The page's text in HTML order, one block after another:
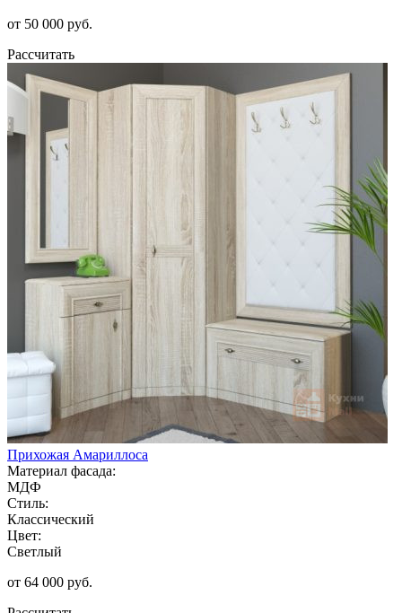
от 50 000 руб.
Рассчитать
Прихожая Амариллоса
Материал фасада:
МДФ
Стиль:
Классический
Цвет:
Светлый
от 64 000 руб.